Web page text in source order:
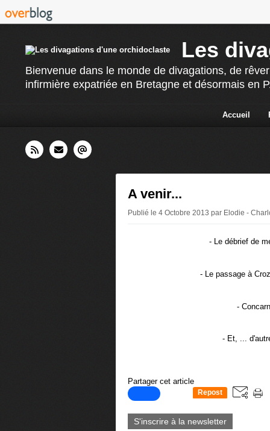
Les
Bienvenue dans le monde de divagations, de
infirmière expatriée en Bretagne et désormais en
Accueil
A venir...
Publié le 4 Octobre 2013 par Elodie -
- Le débrief de
- Le passage à
-
- Et, ...
Partager cet article
Repost
S'inscrire à la newsletter